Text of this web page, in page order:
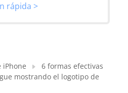
rápida >
iPhone
6 formas efectivas
mostrando el logotipo de